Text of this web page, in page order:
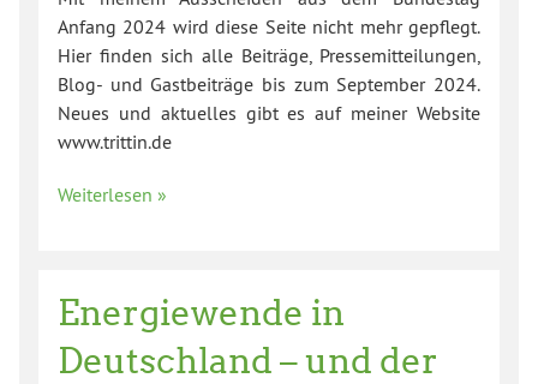
Anfang 2024 wird diese Seite nicht mehr gepflegt.
Hier finden sich alle Beiträge, Pressemitteilungen,
Blog- und Gastbeiträge bis zum September 2024.
Neues und aktuelles gibt es auf meiner Website
www.trittin.de
Weiterlesen »
Energiewende in
Deutschland – und der